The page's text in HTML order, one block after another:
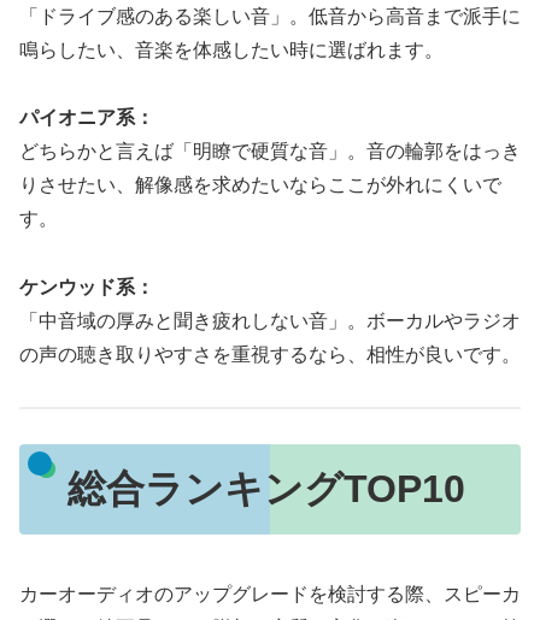
「ドライブ感のある楽しい音」。低音から高音まで派手に
鳴らしたい、音楽を体感したい時に選ばれます。
パイオニア系：
どちらかと言えば「明瞭で硬質な音」。音の輪郭をはっき
りさせたい、解像感を求めたいならここが外れにくいで
す。
ケンウッド系：
「中音域の厚みと聞き疲れしない音」。ボーカルやラジオ
の声の聴き取りやすさを重視するなら、相性が良いです。
総合ランキングTOP10
カーオーディオのアップグレードを検討する際、スピーカ